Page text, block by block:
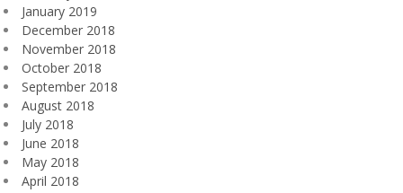
January 2019
December 2018
November 2018
October 2018
September 2018
August 2018
July 2018
June 2018
May 2018
April 2018